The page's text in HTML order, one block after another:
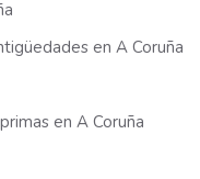
en A Coruña
en A Coruña